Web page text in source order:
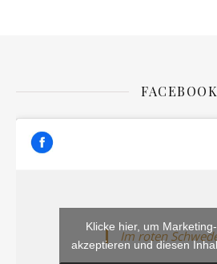
FACEBOOK
Im roten
Klicke hier, um
akzeptieren und diesen